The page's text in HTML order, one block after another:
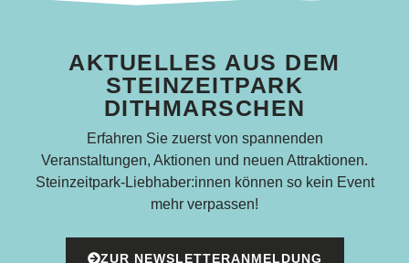
AKTUELLES AUS DEM
STEINZEITPARK
DITHMARSCHEN
Erfahren Sie zuerst von spannenden
Veranstaltungen, Aktionen und neuen Attraktionen.
Steinzeitpark-Liebhaber:innen können so kein Event
mehr verpassen!
ZUR NEWSLETTERANMELDUNG